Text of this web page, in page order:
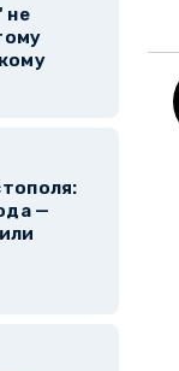
не
—